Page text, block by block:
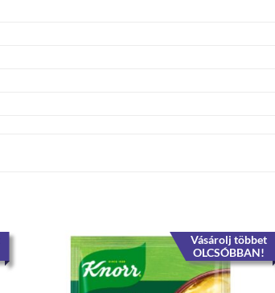
Vásárolj többet
OLCSÓBBAN!